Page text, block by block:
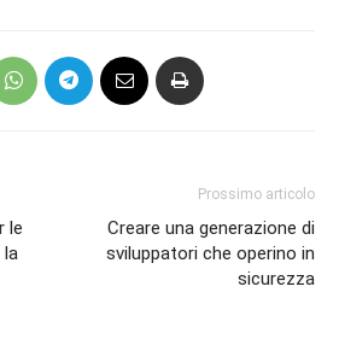
le
la
Prossimo articolo
Creare una generazione di
sviluppatori che operino in
sicurezza